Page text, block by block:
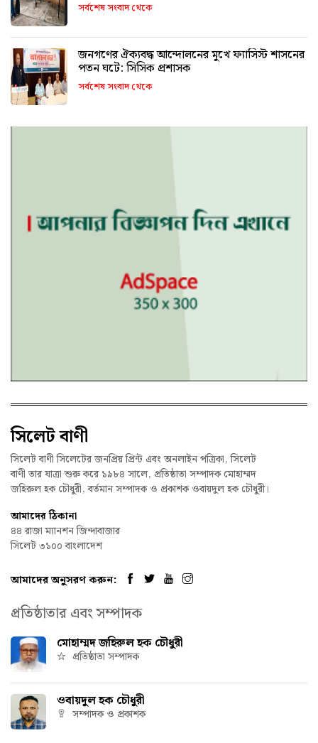
সর্বশেষ সংবাদ থেকে
জনগণের ঐক্যবদ্ধ আন্দোলনের মুখে ফ্যাসিস্ট শাসনের
পতন ঘটে: সিসিক প্রশাসক
সর্বশেষ সংবাদ থেকে
সিলেট বাণী
সিলেট বাণী সিলেটের জনপ্রিয় প্রিন্ট এবং অনলাইন পত্রিকা, সিলেট
বাণী তার যাত্রা শুরু করে ১৯৮৪ সালে, প্রতিষ্ঠাতা সম্পাদক মোহাম্মদ
জহিরুল হক চৌধুরী, বর্তমান সম্পাদক ও প্রকাশক ওবায়দুল হক চৌধুরী।
আমাদের ঠিকানা
৪৪ রাজা ম্যানশন জিন্দাবাজার
সিলেট ৩১০০ বাংলাদেশ
আমাদের অনুসরণ করুন:
প্রতিষ্ঠাতার এবং সম্পাদক
মোহাম্মদ জহিরুল হক চৌধুরী
প্রতিষ্ঠাতা সম্পাদক
ওবায়দুল হক চৌধুরী
সম্পাদক ও প্রকাশক